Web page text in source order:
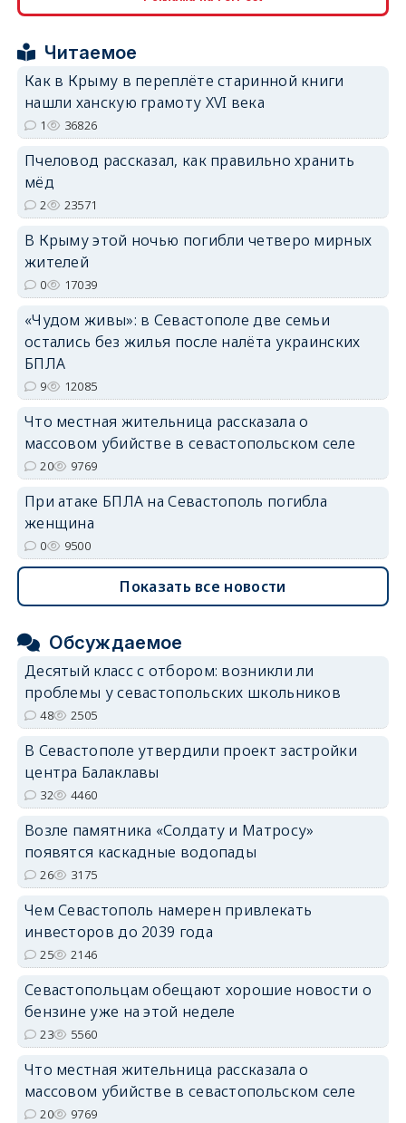
erid: 2SDnjcrDNw6
erid: 2SDnjdvhGXG
Читаемое
Как в Крыму в переплёте старинной книги
нашли ханскую грамоту XVI века
1 36826
Пчеловод рассказал, как правильно хранить
мёд
2 23571
В Крыму этой ночью погибли четверо мирных
жителей
0 17039
«Чудом живы»: в Севастополе две семьи
остались без жилья после налёта украинских
БПЛА
9 12085
Что местная жительница рассказала о
массовом убийстве в севастопольском селе
20 9769
При атаке БПЛА на Севастополь погибла
женщина
0 9500
Показать все новости
Обсуждаемое
Десятый класс с отбором: возникли ли
проблемы у севастопольских школьников
48 2505
В Севастополе утвердили проект застройки
центра Балаклавы
32 4460
Возле памятника «Солдату и Матросу»
появятся каскадные водопады
26 3175
Чем Севастополь намерен привлекать
инвесторов до 2039 года
25 2146
Севастопольцам обещают хорошие новости о
бензине уже на этой неделе
23 5560
Что местная жительница рассказала о
массовом убийстве в севастопольском селе
20 9769